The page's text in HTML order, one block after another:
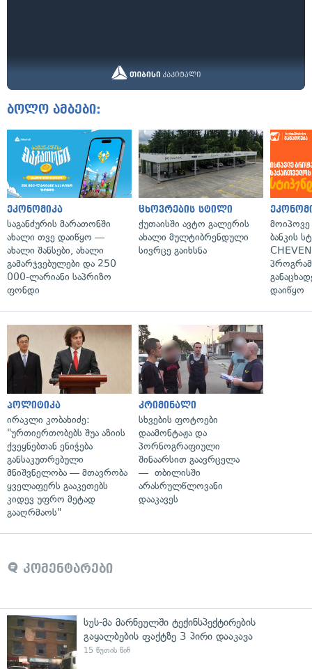
ბოლო ამბები:
ეკონომიკა
საგანძურის მარათონში
ახალი თვე დაიწყო —
ახალი შანსები, ახალი
გამარჯვებულები და 250
000-ლარიანი საპრიზო
ფონდი
ცხოვრების სტილი
ქუთაისში ავტო გალერის
ახალი მულტიბრენდული
სივრცე გაიხსნა
ბანკის
დაიწყო
პოლიტიკა
ირაკლი კობახიძე:
"ურთიერთობებს შუა აზიის
ქვეყნებთან ენიჭება
განსაკუთრებული
მნიშვნელობა — მთავრობა
ყველაფერს გააკეთებს
კიდევ უფრო მეტად
გააღრმაოს"
კრიმინალი
სხვების ფოტოები
დაამონტაჟა და
პორნოგრაფიული
შინაარსით გაავრცელა
— თბილისში
არასრულწლოვანი
დააკავეს
კომენტარები
სუს-მა მარნეულში ტექინსპექტირების
გაყალბების ფაქტზე 3 პირი დააკავა
15 წუთის წინ